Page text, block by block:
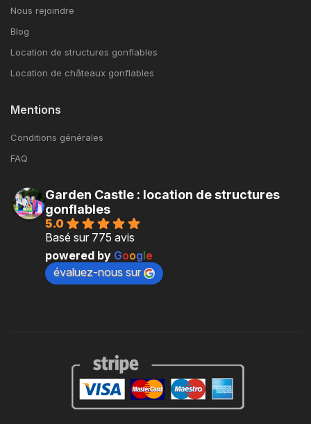
Nous rejoindre
Blog
Location de structures gonflables
Location de châteaux gonflables
Mentions
Conditions générales
FAQ
Garden Castle : location de structures
gonflables
5.0
Basé sur 775 avis
powered by Google
évaluez-nous sur